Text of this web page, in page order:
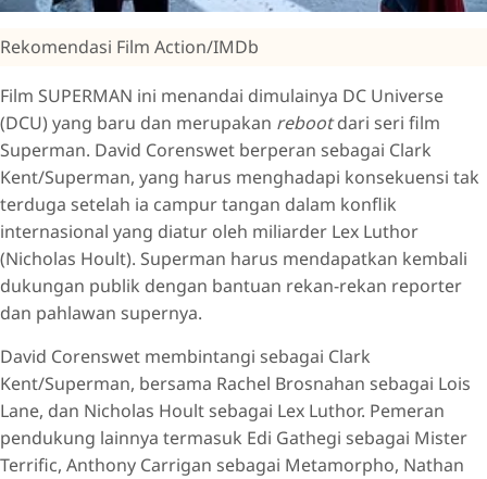
Rekomendasi Film Action/IMDb
Film SUPERMAN ini menandai dimulainya DC Universe
(DCU) yang baru dan merupakan rebootdari seri film
Superman. David Corenswet berperan sebagai Clark
Kent/Superman, yang harus menghadapi konsekuensi tak
terduga setelah ia campur tangan dalam konflik
internasional yang diatur oleh miliarder Lex Luthor
(Nicholas Hoult). Superman harus mendapatkan kembali
dukungan publik dengan bantuan rekan-rekan reporter
dan pahlawan supernya.
David Corenswet membintangi sebagai Clark
Kent/Superman, bersama Rachel Brosnahan sebagai Lois
Lane, dan Nicholas Hoult sebagai Lex Luthor. Pemeran
pendukung lainnya termasuk Edi Gathegi sebagai Mister
Terrific, Anthony Carrigan sebagai Metamorpho, Nathan